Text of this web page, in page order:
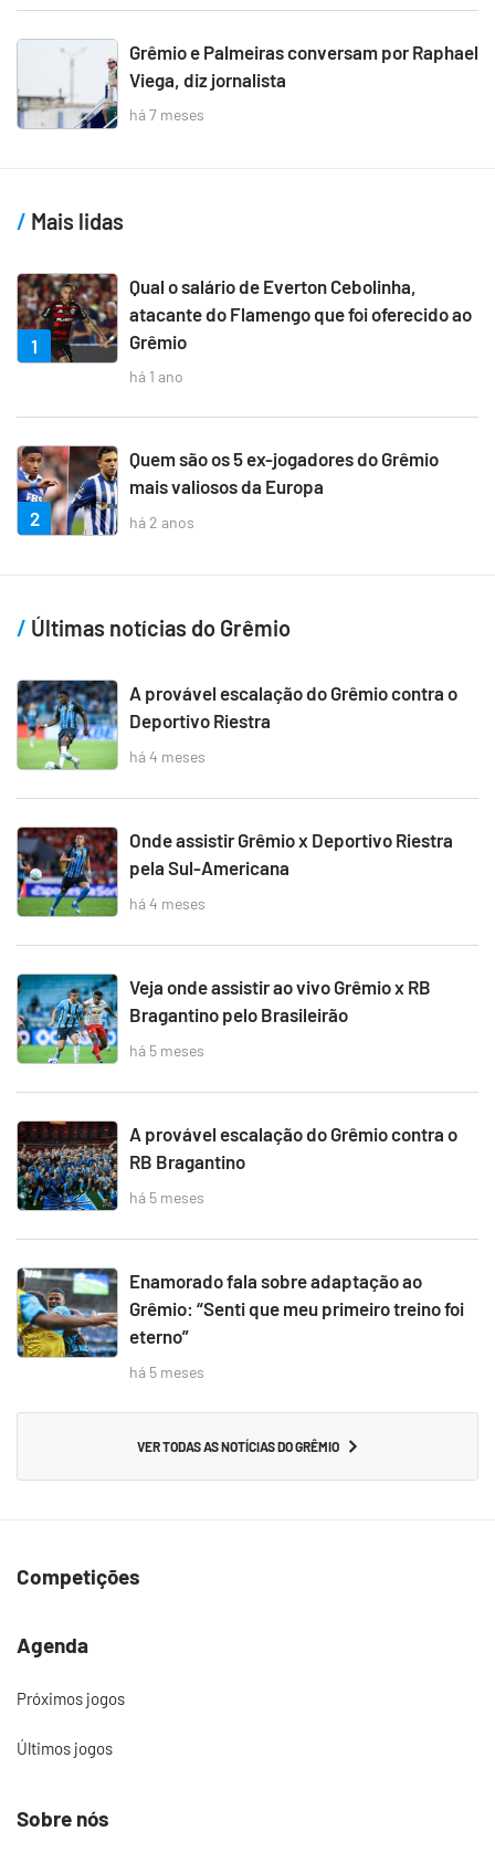
Grêmio e Palmeiras conversam por Raphael
Viega, diz jornalista
há 7 meses
Mais lidas
1
Qual o salário de Everton Cebolinha,
atacante do Flamengo que foi oferecido ao
Grêmio
há 1 ano
2
Quem são os 5 ex-jogadores do Grêmio
mais valiosos da Europa
há 2 anos
Últimas notícias do Grêmio
A provável escalação do Grêmio contra o
Deportivo Riestra
há 4 meses
Onde assistir Grêmio x Deportivo Riestra
pela Sul-Americana
há 4 meses
Veja onde assistir ao vivo Grêmio x RB
Bragantino pelo Brasileirão
há 5 meses
A provável escalação do Grêmio contra o
RB Bragantino
há 5 meses
Enamorado fala sobre adaptação ao
Grêmio: “Senti que meu primeiro treino foi
eterno”
há 5 meses
VER TODAS AS NOTÍCIAS DO GRÊMIO
Competições
Agenda
Próximos jogos
Últimos jogos
Sobre nós